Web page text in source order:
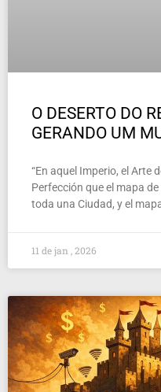
O DESERTO DO
GERANDO UM
“En aquel Imperio, el Arte
Perfección que el mapa
toda una Ciudad, y el
11 de jan , 2026